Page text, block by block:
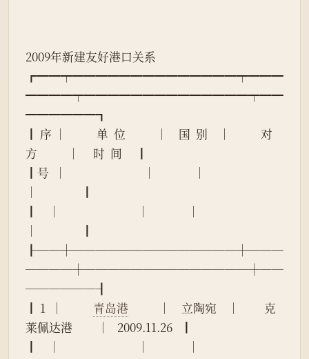
2009年新建友好港口关系
┏━━┯━━━━━━━━━━━━━━┯━━━
━━━━┯━━━━━━━━━━━━━━┯━━
━━━━━━┓
┃ 序 │           单  位           │    国  别    │           对
方           │     时  间     ┃
┃号  │                            │              │
│                ┃
┃    │                            │              │
│                ┃
┠──┼──────────────┼───
────┼──────────────┼──
──────┨
┃ 1  │ 青岛港
           │    立陶宛    │         克
莱佩达港         │   2009.11.26   ┃
┃    │                            │              │